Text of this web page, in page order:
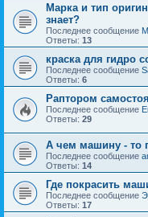
Марка и тип
знает?
Последнее сообщение
Ответы: 13
краска для гидро
Последнее сообщение
Ответы: 6
Раптором
Последнее сообщение
Ответы: 29
А чем машину - то
Последнее сообщение
Ответы: 14
Где покрасить
Последнее сообщение
Ответы: 17